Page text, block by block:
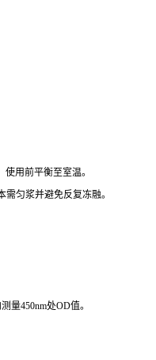
用前平衡至室温。
需匀浆并避免反复冻融。
量450nm处OD值。